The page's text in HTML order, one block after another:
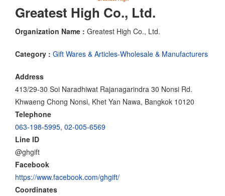
Greatest High Co., Ltd.
Organization Name : Greatest High Co., Ltd.
Category : Gift Wares & Articles-Wholesale & Manufacturers
Address
413/29-30 Soi Naradhiwat Rajanagarindra 30 Nonsi Rd.
Khwaeng Chong Nonsi, Khet Yan Nawa, Bangkok 10120
Telephone
063-198-5995, 02-005-6569
Line ID
@ghgift
Facebook
https://www.facebook.com/ghgift/
Coordinates